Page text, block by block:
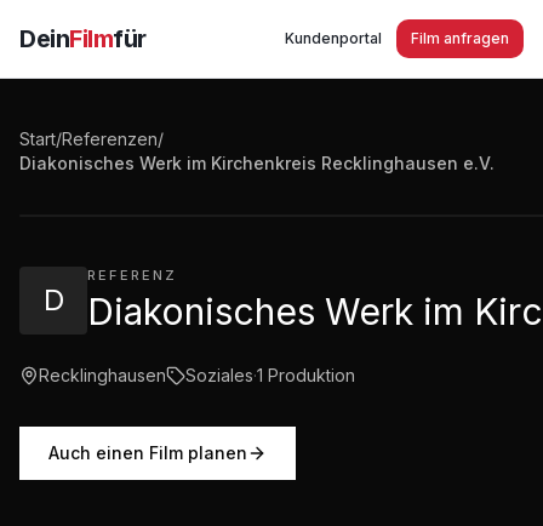
DeinFilmfür Kundenportal Film anfragen
Start/Referenzen/
Diakonisches Werk im Kirchenkreis Recklinghausen e.V.
D
REFERENZ
Diakonisches Werk im
Recklinghausen Soziales·1 Produktion
Auch einen Film planen
Diakonisches Werk im Kirchenkreis Recklinghausen